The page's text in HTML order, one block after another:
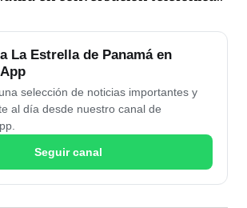
La Estrella de Panamá en
selección de noticias importantes y
al día desde nuestro canal de
Seguir canal